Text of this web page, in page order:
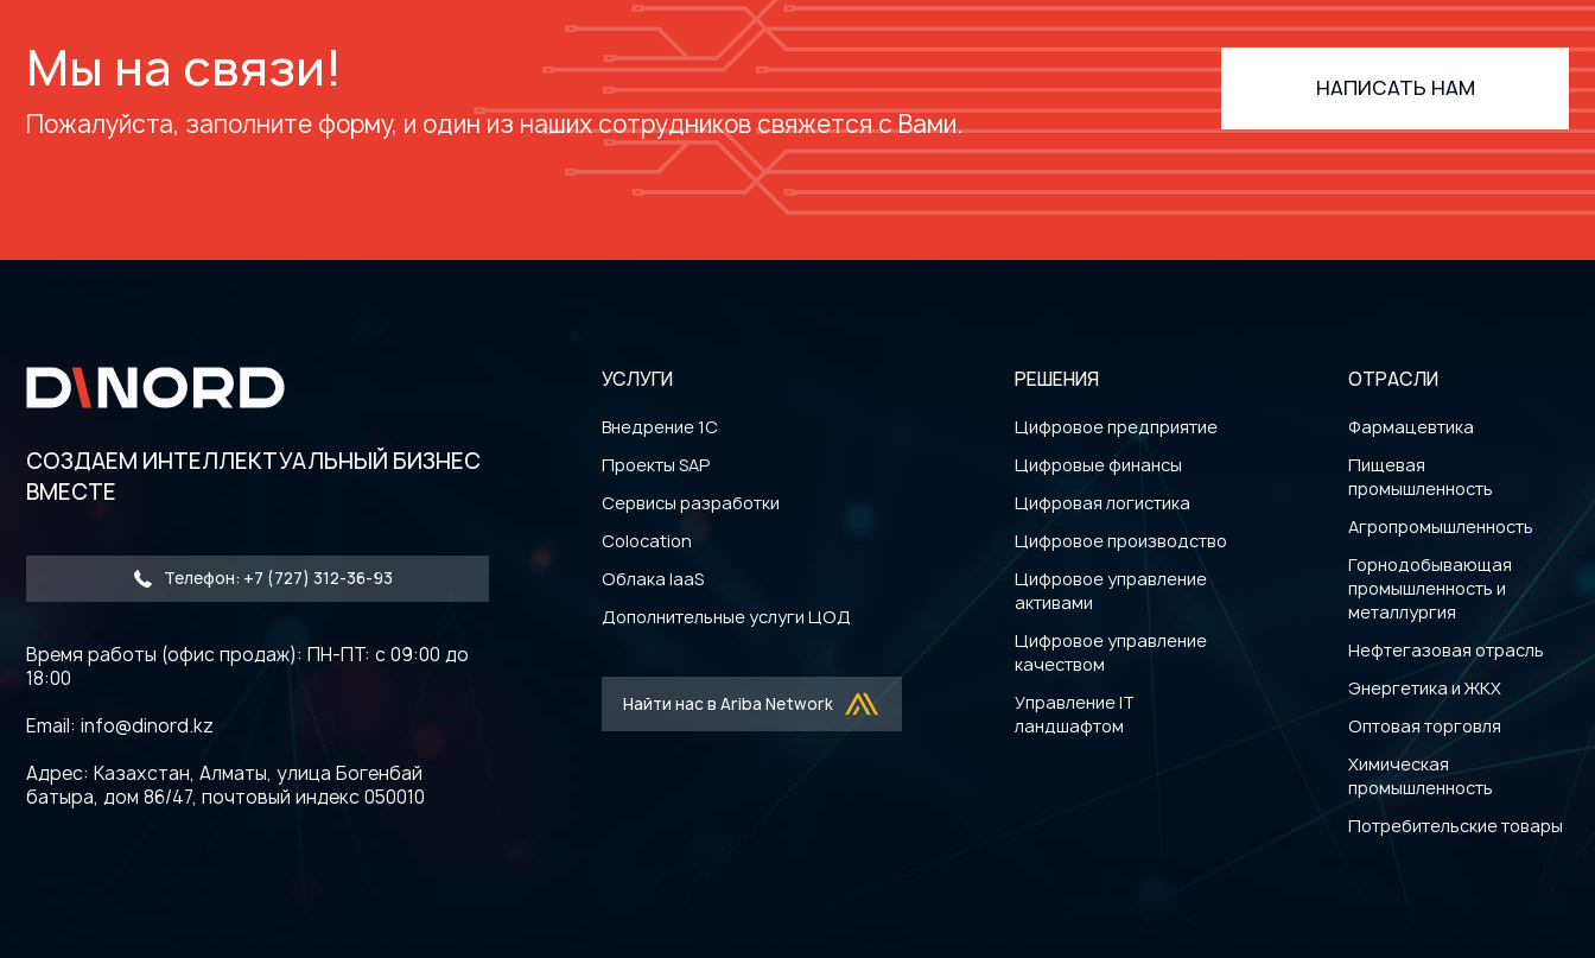
Мы на связи!
Пожалуйста, заполните форму, и один из наших сотрудников свяжется с Вами.
НАПИСАТЬ НАМ
СОЗДАЕМ ИНТЕЛЛЕКТУАЛЬНЫЙ БИЗНЕС
ВМЕСТЕ
Телефон: +7 (727) 312-36-93
Время работы (офис продаж): ПН-ПТ: с 09:00 до
18:00
Email: info@dinord.kz
Адрес: Казахстан, Алматы, улица Богенбай
батыра, дом 86/47, почтовый индекс 050010
УСЛУГИ
Внедрение 1С
Проекты SAP
Сервисы разработки
Colocation
Облака IaaS
Дополнительные услуги ЦОД
Найти нас в Ariba Network
РЕШЕНИЯ
Цифровое предприятие
Цифровые финансы
Цифровая логистика
Цифровое производство
Цифровое управление
активами
Цифровое управление
качеством
Управление IT
ландшафтом
ОТРАСЛИ
Фармацевтика
Пищевая
промышленность
Агропромышленность
Горнодобывающая
промышленность и
металлургия
Нефтегазовая отрасль
Энергетика и ЖКХ
Оптовая торговля
Химическая
промышленность
Потребительские товары